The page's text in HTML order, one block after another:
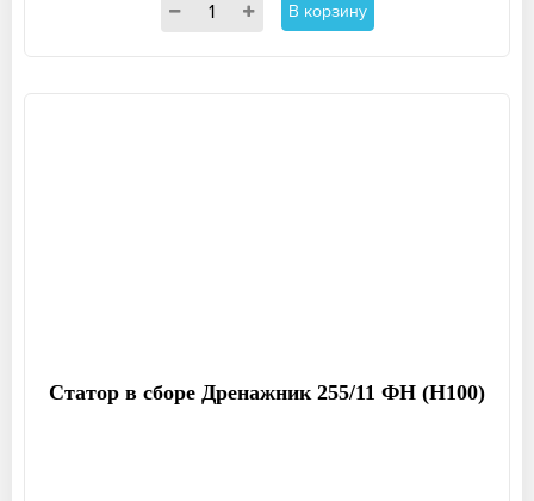
В корзину
Статор в сборе Дренажник 255/11 ФН (Н100)